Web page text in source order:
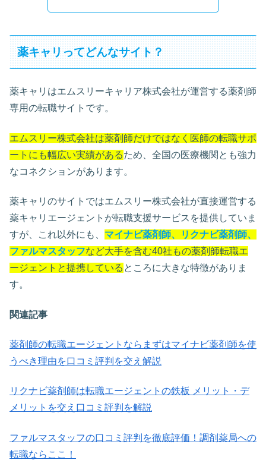
薬キャリってどんなサイト？
薬キャリはエムスリーキャリア株式会社が運営する薬剤師
専用の転職サイトです。
エムスリー株式会社は薬剤師だけではなく医師の転職サポ
ートにも幅広い実績があるため、全国の医療機関とも強力
なコネクションがあります。
薬キャリのサイトではエムスリー株式会社が直接運営する
薬キャリエージェントが転職支援サービスを提供していま
すが、これ以外にも、 マイナビ薬剤師、リクナビ薬剤師、
ファルマスタッフなど大手を含む40社もの薬剤師転職エ
ージェントと提携している ところに大きな特徴がありま
す。
関連記事
薬剤師の転職エージェントならまずはマイナビ薬剤師を使
うべき理由を口コミ評判を交え解説
リクナビ薬剤師は転職エージェントの鉄板 メリット・デ
メリットを交え口コミ評判を解説
ファルマスタッフの口コミ評判を徹底評価！調剤薬局への
転職ならここ！